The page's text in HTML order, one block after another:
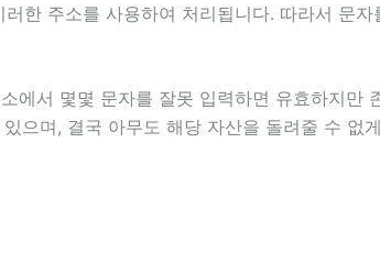
한 주소를 사용하여 처리됩니다. 따라서 문
에서 몇몇 문자를 잘못 입력하면 유효하지만
으며, 결국 아무도 해당 자산을 돌려줄 수 없